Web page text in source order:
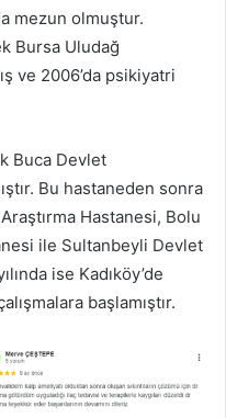
mezun olmuştur.
Bursa Uludağ
ve 2006’da psikiyatri
Buca Devlet
Bu hastaneden sonra
Hastanesi, Bolu
ile Sultanbeyli Devlet
ise Kadıköy’de
başlamıştır.